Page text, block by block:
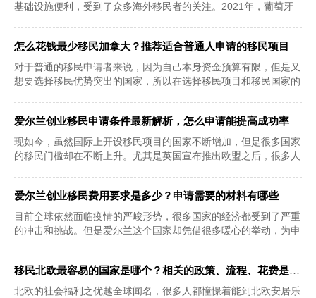
基础设施便利，受到了众多海外移民者的关注。2021年，葡萄牙
怎么花钱最少移民加拿大？推荐适合普通人申请的移民项目
对于普通的移民申请者来说，因为自己本身资金预算有限，但是又
想要选择移民优势突出的国家，所以在选择移民项目和移民国家的
爱尔兰创业移民申请条件最新解析，怎么申请能提高成功率
现如今，虽然国际上开设移民项目的国家不断增加，但是很多国家
的移民门槛却在不断上升。尤其是英国宣布推出欧盟之后，很多人
爱尔兰创业移民费用要求是多少？申请需要的材料有哪些
目前全球依然面临疫情的严峻形势，很多国家的经济都受到了严重
的冲击和挑战。但是爱尔兰这个国家却凭借很多暖心的举动，为申
移民北欧最容易的国家是哪个？相关的政策、流程、花费是什么
北欧的社会福利之优越全球闻名，很多人都憧憬着能到北欧安居乐